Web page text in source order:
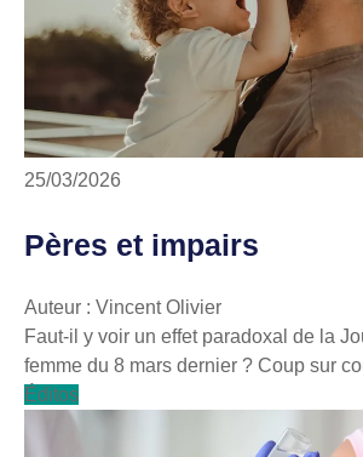
25/03/2026
Pères et impairs
Auteur : Vincent Olivier
Faut-il y voir un effet paradoxal de la
femme du 8 mars dernier ? Coup sur
Éditos